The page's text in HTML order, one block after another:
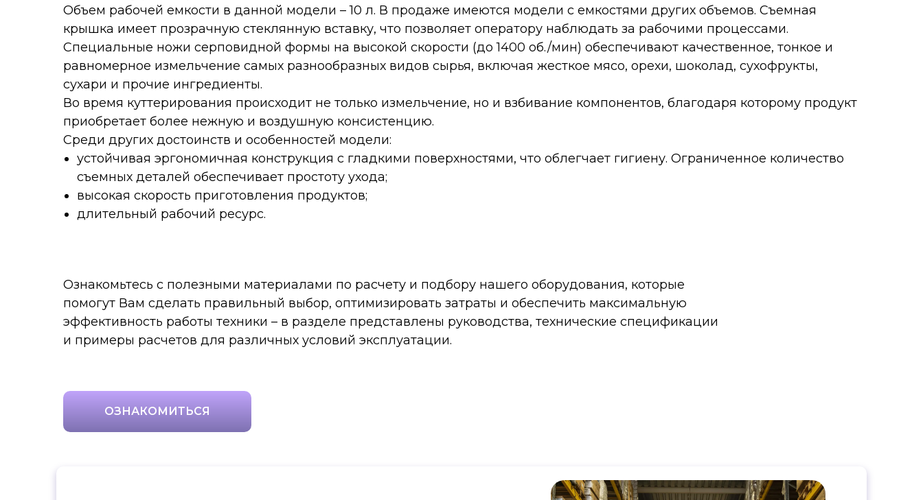
Объем рабочей емкости в данной модели – 10 л. В продаже имеются модели с емкостями других объемов. Съемная
крышка имеет прозрачную стеклянную вставку, что позволяет оператору наблюдать за рабочими процессами.
Специальные ножи серповидной формы на высокой скорости (до 1400 об./мин) обеспечивают качественное, тонкое и
равномерное измельчение самых разнообразных видов сырья, включая жесткое мясо, орехи, шоколад, сухофрукты,
сухари и прочие ингредиенты.
Во время куттерирования происходит не только измельчение, но и взбивание компонентов, благодаря которому продукт
приобретает более нежную и воздушную консистенцию.
Среди других достоинств и особенностей модели:
устойчивая эргономичная конструкция с гладкими поверхностями, что облегчает гигиену. Ограниченное количество
съемных деталей обеспечивает простоту ухода;
высокая скорость приготовления продуктов;
длительный рабочий ресурс.
Ознакомьтесь с полезными материалами по расчету и подбору нашего оборудования, которые
помогут Вам сделать правильный выбор, оптимизировать затраты и обеспечить максимальную
эффективность работы техники – в разделе представлены руководства, технические спецификации
и примеры расчетов для различных условий эксплуатации.
ОЗНАКОМИТЬСЯ